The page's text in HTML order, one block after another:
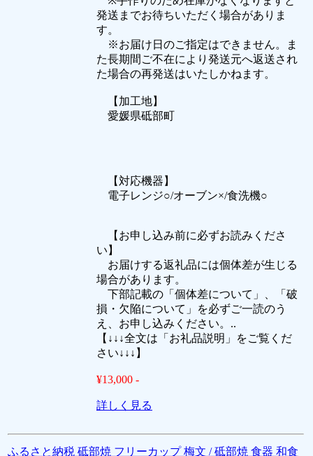
発送までお待ちいただく場合がありま
す。
※お届け日のご指定はできません。ま
た長期間ご不在により発送元へ返送され
た場合の再発送はいたしかねます。
【加工地】
愛媛県砥部町
【対応機器】
電子レンジ○/オーブン×/食洗機○
【お申し込み前に必ずお読みくださ
い】
お届けする返礼品には個体差が生じる
場合があります。
下部記載の「個体差について」、「破
損・欠陥について」を必ずご一読のう
え、お申し込みください。..
【↓↓↓全文は「お礼品説明」をご覧くだ
さい↓↓↓】
¥13,000 -
詳しく見る
ふるさと納税 砥部焼 フリーカップ 梅文 / 砥部焼 食器 和食